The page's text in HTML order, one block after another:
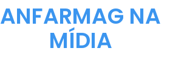
ANFARMAG NA
MÍDIA